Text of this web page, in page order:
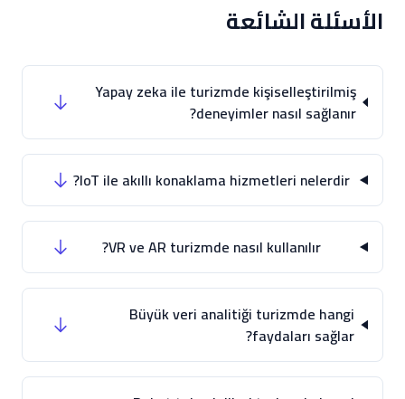
الأسئلة الشائعة
Yapay zeka ile turizmde kişiselleştirilmiş
deneyimler nasıl sağlanır?
IoT ile akıllı konaklama hizmetleri nelerdir?
VR ve AR turizmde nasıl kullanılır?
Büyük veri analitiği turizmde hangi
faydaları sağlar?